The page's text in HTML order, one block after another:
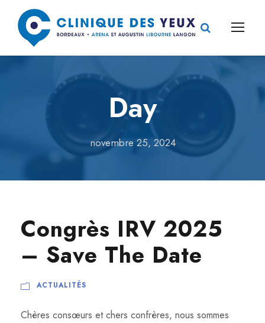
Day
novembre 25, 2024
Congrès IRV 2025
– Save The Date
ACTUALITÉS
Chères consœurs et chers confrères, nous sommes